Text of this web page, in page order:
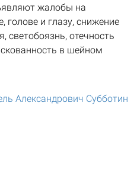
жалобы на
и глазу, снижение
светобоязнь, отечность
в шейном
Александрович Субботин